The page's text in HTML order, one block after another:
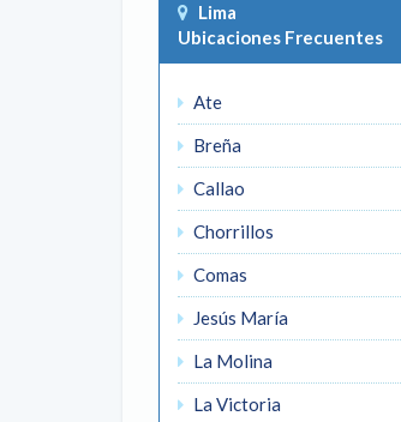
Lima
Ubicaciones Frecuentes
Ate
Breña
Callao
Chorrillos
Comas
Jesús María
La Molina
La Victoria